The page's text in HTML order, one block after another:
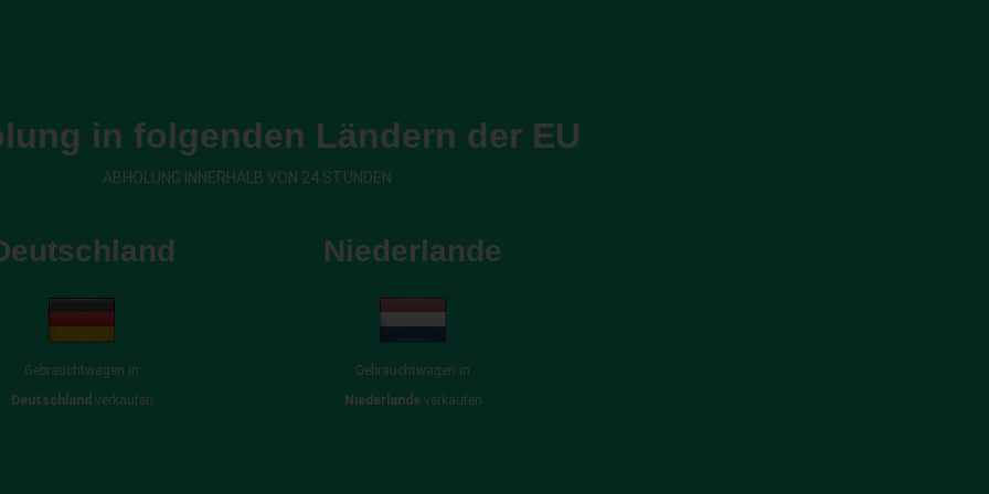
in folgenden Ländern der EU
ABHOLUNG INNERHALB VON 24 STUNDEN
Gebrauchtwagen in
Deutschland verkaufen
Niederlande
Gebrauchtwagen in
Niederlandeverkaufen